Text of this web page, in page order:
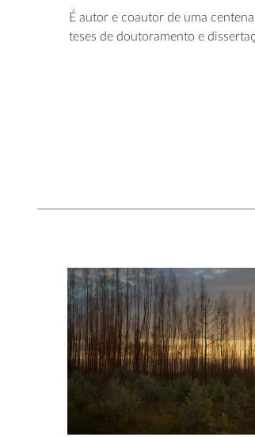
É autor e coautor de uma
teses de doutoramento e